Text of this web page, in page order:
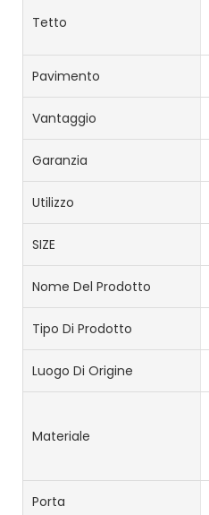
Tetto
Pavimento
Vantaggio
Garanzia
Utilizzo
SIZE
Nome Del Prodotto
Tipo Di Prodotto
Luogo Di Origine
Materiale
Porta